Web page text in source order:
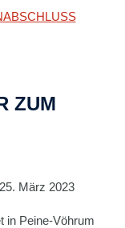
ZUM
März 2023
in Peine-Vöhrum